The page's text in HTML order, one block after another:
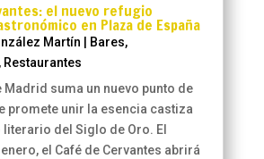
el nuevo refugio
en Plaza de España
Martín Bares,
, Restaurantes
Madrid suma un nuevo punto de
promete unir la esencia castiza
del Siglo de Oro. El
el Café de Cervantes abrirá